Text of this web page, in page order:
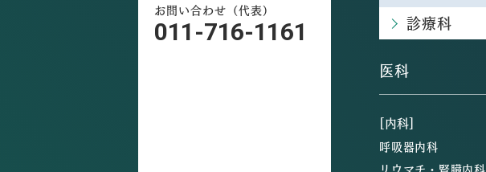
お問い合わせ（代表）
011-716-1161
診療科
医科
[内科]
呼吸器内科